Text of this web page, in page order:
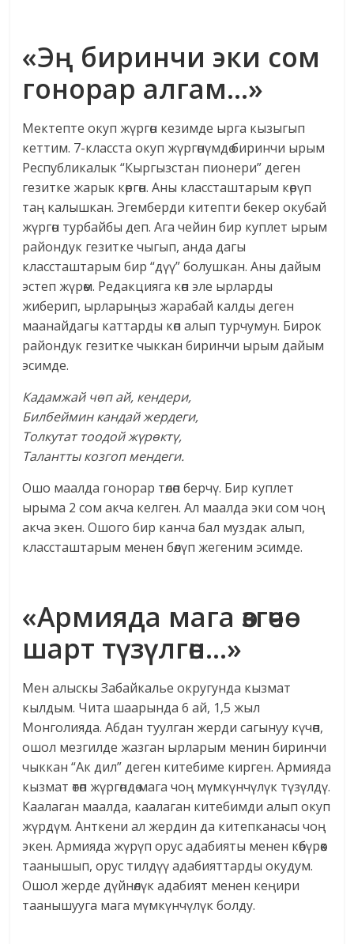
«Эң биринчи эки сом
гонорар алгам…»
Мектепте окуп жүргөн кезимде ырга кызыгып
кеттим. 7-класста окуп жүргөнүмдө биринчи ырым
Республикалык “Кыргызстан пионери” деген
гезитке жарык көргөн. Аны классташтарым көрүп
таң калышкан. Эгемберди китепти бекер окубай
жүргөн турбайбы деп. Ага чейин бир куплет ырым
райондук гезитке чыгып, анда дагы
классташтарым бир “дүү” болушкан. Аны дайым
эстеп жүрөм. Редакцияга көп эле ырларды
жиберип, ырларыңыз жарабай калды деген
маанайдагы каттарды көп алып турчумун. Бирок
райондук гезитке чыккан биринчи ырым дайым
эсимде.
Кадамжай чөп ай, кендери,
Билбеймин кандай жердеги,
Толкутат тоодой жүрөктү,
Талантты козгоп мендеги.
Ошо маалда гонорар төлөп берчү. Бир куплет
ырыма 2 сом акча келген. Ал маалда эки сом чоң
акча экен. Ошого бир канча бал муздак алып,
классташтарым менен бөлүп жегеним эсимде.
«Армияда мага өзгөчө
шарт түзүлгөн…»
Мен алыскы Забайкалье округунда кызмат
кылдым. Чита шаарында 6 ай, 1,5 жыл
Монголияда. Абдан туулган жерди сагынуу күчөп,
ошол мезгилде жазган ырларым менин биринчи
чыккан “Ак дил” деген китебиме кирген. Армияда
кызмат өтөп жүргөндө мага чоң мүмкүнчүлүк түзүлдү.
Каалаган маалда, каалаган китебимди алып окуп
жүрдүм. Анткени ал жердин да китепканасы чоң
экен. Армияда жүрүп орус адабияты менен көбүрөөк
таанышып, орус тилдүү адабияттарды окудум.
Ошол жерде дүйнөлүк адабият менен кеңири
таанышууга мага мүмкүнчүлүк болду.